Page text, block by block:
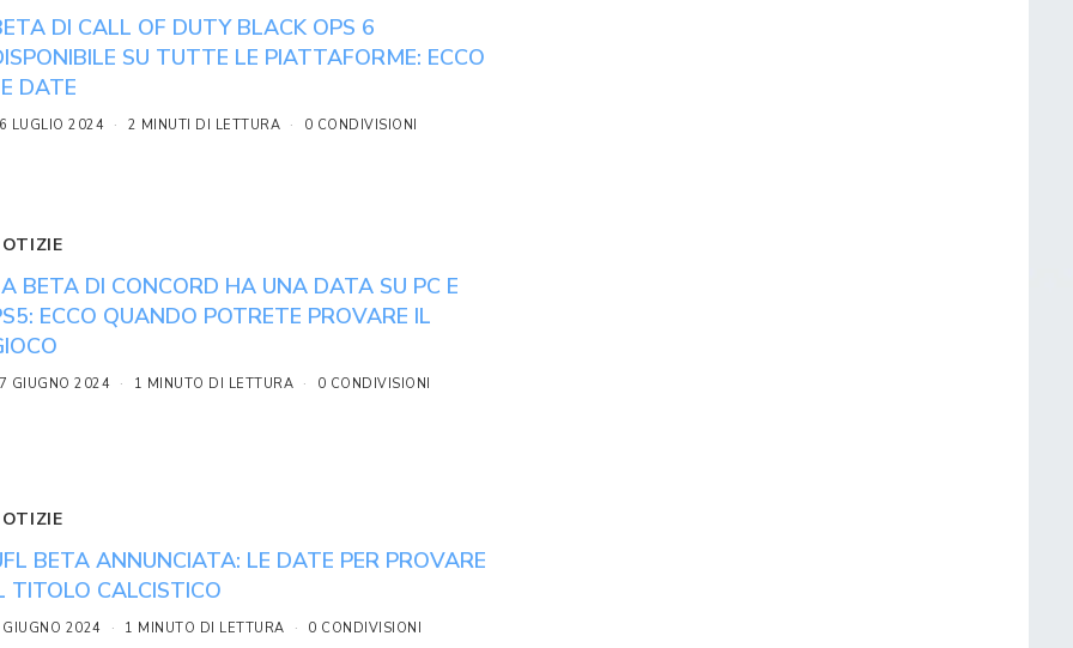
DI CALL OF DUTY BLACK OPS 6
SU TUTTE LE PIATTAFORME: ECCO
DATE
LUGLIO 2024 2 MINUTI DI LETTURA 0 CONDIVISIONI
BETA DI CONCORD HA UNA DATA SU PC E
ECCO QUANDO POTRETE PROVARE IL
GIUGNO 2024 1 MINUTO DI LETTURA 0 CONDIVISIONI
BETA ANNUNCIATA: LE DATE PER PROVARE
TITOLO CALCISTICO
2024 1 MINUTO DI LETTURA 0 CONDIVISIONI